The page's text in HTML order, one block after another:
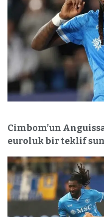
Cimbom’un
euroluk bir teklif